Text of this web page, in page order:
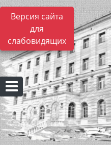
Версия сайта
для
слабовидящих